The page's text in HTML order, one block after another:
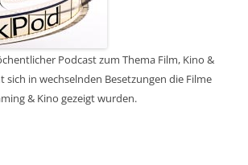
Podcast zum Thema Film, Kino &
sich in wechselnden Besetzungen die Filme
& Kino gezeigt wurden.